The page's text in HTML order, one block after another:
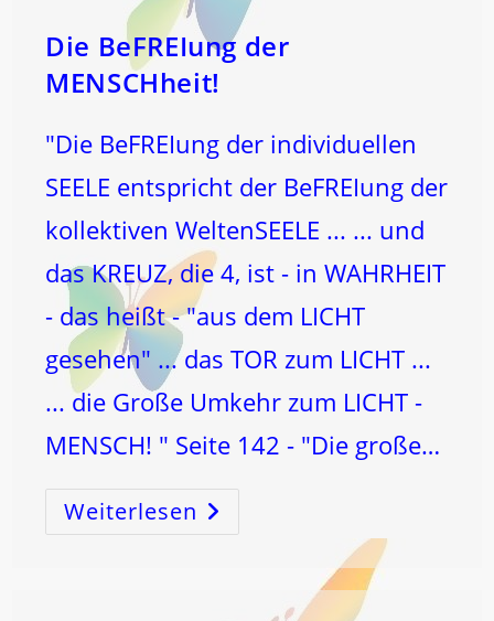
T
Die BeFREIung der
MENSCHheit!
"Die BeFREIung der individuellen
SEELE entspricht der BeFREIung der
kollektiven WeltenSEELE ... ... und
das KREUZ, die 4, ist - in WAHRHEIT
- das heißt - "aus dem LICHT
gesehen" ... das TOR zum LICHT ...
... die Große Umkehr zum LICHT -
MENSCH! " Seite 142 - "Die große…
Weiterlesen Die
BeFREIung
Der